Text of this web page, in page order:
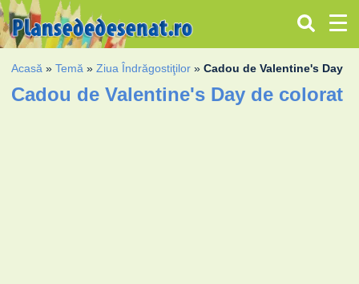
Acasă »Temă »Ziua Îndrăgostiţilor »Cadou de Valentine's Day
Cadou de Valentine's Day de colorat